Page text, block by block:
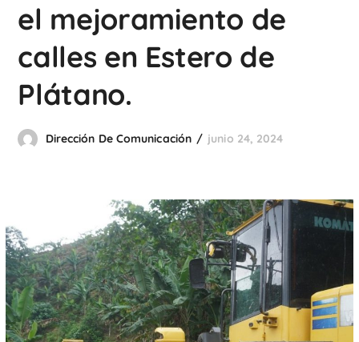
el mejoramiento de
calles en Estero de
Plátano.
Dirección De Comunicación junio 24, 2024